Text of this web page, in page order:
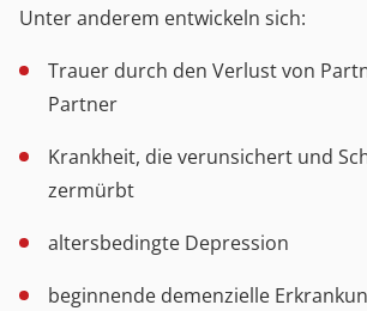
Unter anderem entwickeln sich:
Trauer durch den Verlust von
Partner
Krankheit, die verunsichert und
zermürbt
altersbedingte Depression
beginnende demenzielle